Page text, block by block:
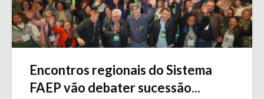
Encontros regionais do Sistema
FAEP vão debater sucessão...